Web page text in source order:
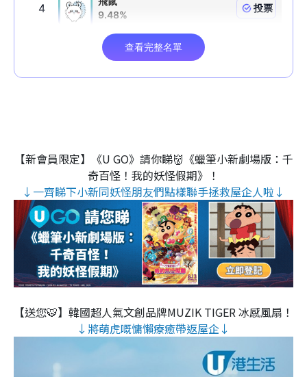
【新會員限定】《U GO》請你睇👹《蠟筆小新劇場版：千
奇百怪！我的妖怪假期》！
↓一齊睇下小新同妖怪朋友們點樣聯手拯救屋企人啦↓
【送您🐯】韓國超人氣文創品牌MUZIK TIGER 冰感風扇！
↓將萌虎嘅慵懶療癒帶返屋企↓